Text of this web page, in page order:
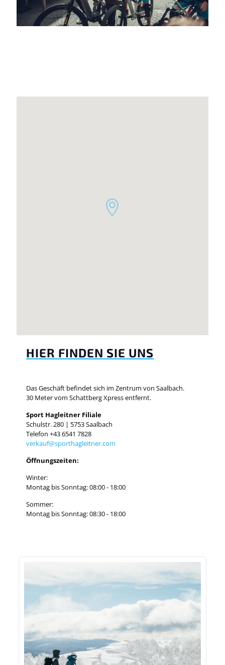
HIER FINDEN SIE UNS
Das Geschäft befindet sich im Zentrum von Saalbach.
30 Meter vom Schattberg Xpress entfernt.
Sport Hagleitner Filiale
Schulstr. 280 | 5753 Saalbach
Telefon +43 6541 7828
verkauf@sporthagleitner.com
Öffnungszeiten:
Winter:
Montag bis Sonntag: 08:00 - 18:00
Sommer:
Montag bis Sonntag: 08:30 - 18:00